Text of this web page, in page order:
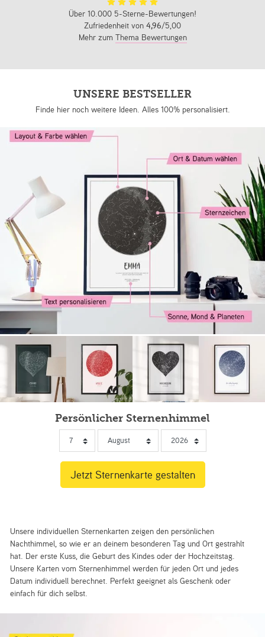
Über 10.000 5-Sterne-Bewertungen!
Zufriedenheit von 4,96/5,00
Mehr zum Thema Bewertungen
UNSERE BESTSELLER
Finde hier noch weitere Ideen. Alles 100% personalisiert.
Persönlicher Sternenhimmel
Unsere individuellen Sternenkarten zeigen den persönlichen
Nachthimmel, so wie er an deinem besonderen Tag und Ort gestrahlt
hat. Der erste Kuss, die Geburt des Kindes oder der Hochzeitstag.
Unsere Karten vom Sternenhimmel werden für jeden Ort und jedes
Datum individuell berechnet. Perfekt geeignet als Geschenk oder
einfach für dich selbst.